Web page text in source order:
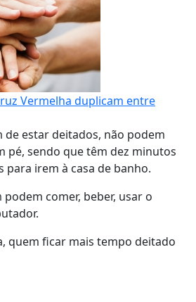
Vermelha duplicam entre
de estar deitados, não podem
pé, sendo que têm dez minutos
irem à casa de banho.
comer, beber, usar o
quem ficar mais tempo deitado